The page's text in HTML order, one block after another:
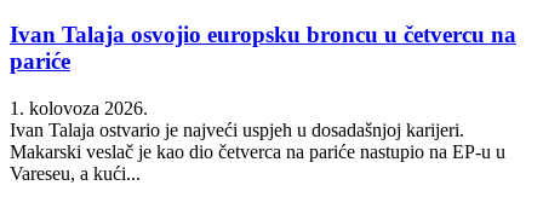
Ivan Talaja osvojio europsku broncu u četvercu na
pariće
1. kolovoza 2026.
Ivan Talaja ostvario je najveći uspjeh u dosadašnjoj karijeri.
Makarski veslač je kao dio četverca na pariće nastupio na EP-u u
Vareseu, a kući...